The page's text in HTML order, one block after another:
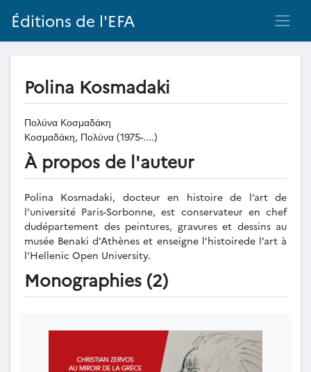
Éditions de l'EFA
Polina Kosmadaki
Πολύνα Κοσμαδάκη
Κοσμαδάκη, Πολύνα (1975-....)
À propos de l'auteur
Polina Kosmadaki, docteur en histoire de l’art de
l’université Paris-Sorbonne, est conservateur en chef
dudépartement des peintures, gravures et dessins au
musée Benaki d’Athènes et enseigne l’histoirede l’art à
l’Hellenic Open University.
Monographies (2)